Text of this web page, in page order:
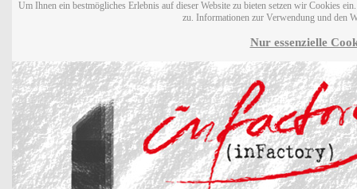
Um Ihnen ein bestmögliches Erlebnis auf dieser Website zu bieten setzen wir Cookies
zu. Informationen zur Verwendung und den
Nur essenzielle